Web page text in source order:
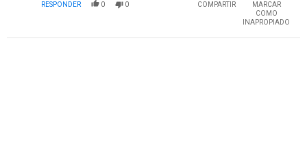
RESPONDER 0 0 COMPARTIR
MARCAR
COMO
INAPROPIADO